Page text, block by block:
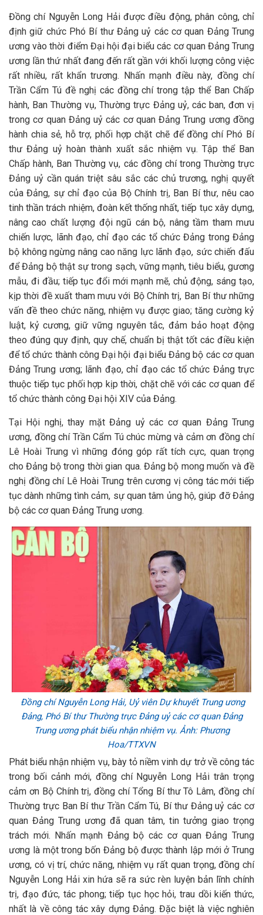
Đồng chí Nguyễn Long Hải được điều động, phân công, chỉ
định giữ chức Phó Bí thư Đảng uỷ các cơ quan Đảng Trung
ương vào thời điểm Đại hội đại biểu các cơ quan Đảng Trung
ương lần thứ nhất đang đến rất gần với khối lượng công việc
rất nhiều, rất khẩn trương. Nhấn mạnh điều này, đồng chí
Trần Cẩm Tú đề nghị các đồng chí trong tập thể Ban Chấp
hành, Ban Thường vụ, Thường trực Đảng uỷ, các ban, đơn vị
trong cơ quan Đảng uỷ các cơ quan Đảng Trung ương đồng
hành chia sẻ, hỗ trợ, phối hợp chặt chẽ để đồng chí Phó Bí
thư Đảng uỷ hoàn thành xuất sắc nhiệm vụ. Tập thể Ban
Chấp hành, Ban Thường vụ, các đồng chí trong Thường trực
Đảng uỷ cần quán triệt sâu sắc các chủ trương, nghị quyết
của Đảng, sự chỉ đạo của Bộ Chính trị, Ban Bí thư, nêu cao
tinh thần trách nhiệm, đoàn kết thống nhất, tiếp tục xây dựng,
nâng cao chất lượng đội ngũ cán bộ, nâng tầm tham mưu
chiến lược, lãnh đạo, chỉ đạo các tổ chức Đảng trong Đảng
bộ không ngừng nâng cao năng lực lãnh đạo, sức chiến đấu
để Đảng bộ thật sự trong sạch, vững mạnh, tiêu biểu, gương
mẫu, đi đầu; tiếp tục đổi mới mạnh mẽ, chủ động, sáng tạo,
kịp thời đề xuất tham mưu với Bộ Chính trị, Ban Bí thư những
vấn đề theo chức năng, nhiệm vụ được giao; tăng cường kỷ
luật, kỷ cương, giữ vững nguyên tắc, đảm bảo hoạt động
theo đúng quy định, quy chế, chuẩn bị thật tốt các điều kiện
để tổ chức thành công Đại hội đại biểu Đảng bộ các cơ quan
Đảng Trung ương; lãnh đạo, chỉ đạo các tổ chức Đảng trực
thuộc tiếp tục phối hợp kịp thời, chặt chẽ với các cơ quan để
tổ chức thành công Đại hội XIV của Đảng.
Tại Hội nghị, thay mặt Đảng uỷ các cơ quan Đảng Trung
ương, đồng chí Trần Cẩm Tú chúc mừng và cảm ơn đồng chí
Lê Hoài Trung vì những đóng góp rất tích cực, quan trọng
cho Đảng bộ trong thời gian qua. Đảng bộ mong muốn và đề
nghị đồng chí Lê Hoài Trung trên cương vị công tác mới tiếp
tục dành những tình cảm, sự quan tâm ủng hộ, giúp đỡ Đảng
bộ các cơ quan Đảng Trung ương.
Đồng chí Nguyễn Long Hải, Uỷ viên Dự khuyết Trung ương
Đảng, Phó Bí thư Thường trực Đảng uỷ các cơ quan Đảng
Trung ương phát biểu nhận nhiệm vụ. Ảnh: Phương
Hoa/TTXVN
Phát biểu nhận nhiệm vụ, bày tỏ niềm vinh dự trở về công tác
trong bối cảnh mới, đồng chí Nguyễn Long Hải trân trọng
cảm ơn Bộ Chính trị, đồng chí Tổng Bí thư Tô Lâm, đồng chí
Thường trực Ban Bí thư Trần Cẩm Tú, Bí thư Đảng uỷ các cơ
quan Đảng Trung ương đã quan tâm, tin tưởng giao trọng
trách mới. Nhấn mạnh Đảng bộ các cơ quan Đảng Trung
ương là một trong bốn Đảng bộ được thành lập mới ở Trung
ương, có vị trí, chức năng, nhiệm vụ rất quan trọng, đồng chí
Nguyễn Long Hải xin hứa sẽ ra sức rèn luyện bản lĩnh chính
trị, đạo đức, tác phong; tiếp tục học hỏi, trau dồi kiến thức,
nhất là về công tác xây dựng Đảng. Đặc biệt là việc nghiên